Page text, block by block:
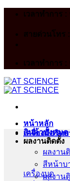
Skip
เวลาทำการ
สายด่วนโทร
เวลาทำการ
หน้าหลัก
สินค้าทั้งหมด
ผลงานติดตั้ง
ผลงาน
สีหน้าบ
ผลงาน
เครื่องมือวิท
เครื่องบด